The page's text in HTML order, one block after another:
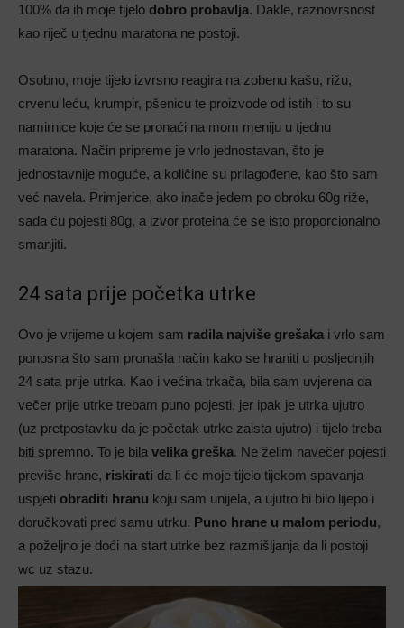
100% da ih moje tijelo dobro probavlja. Dakle, raznovrsnost
kao riječ u tjednu maratona ne postoji.
Osobno, moje tijelo izvrsno reagira na zobenu kašu, rižu,
crvenu leću, krumpir, pšenicu te proizvode od istih i to su
namirnice koje će se pronaći na mom meniju u tjednu
maratona. Način pripreme je vrlo jednostavan, što je
jednostavnije moguće, a količine su prilagođene, kao što sam
već navela. Primjerice, ako inače jedem po obroku 60g riže,
sada ću pojesti 80g, a izvor proteina će se isto proporcionalno
smanjiti.
24 sata prije početka utrke
Ovo je vrijeme u kojem sam radila najviše grešaka i vrlo sam
ponosna što sam pronašla način kako se hraniti u posljednjih
24 sata prije utrka. Kao i većina trkača, bila sam uvjerena da
večer prije utrke trebam puno pojesti, jer ipak je utrka ujutro
(uz pretpostavku da je početak utrke zaista ujutro) i tijelo treba
biti spremno. To je bila velika greška. Ne želim navečer pojesti
previše hrane, riskirati da li će moje tijelo tijekom spavanja
uspjeti obraditi hranu koju sam unijela, a ujutro bi bilo lijepo i
doručkovati pred samu utrku. Puno hrane u malom periodu,
a poželjno je doći na start utrke bez razmišljanja da li postoji
wc uz stazu.